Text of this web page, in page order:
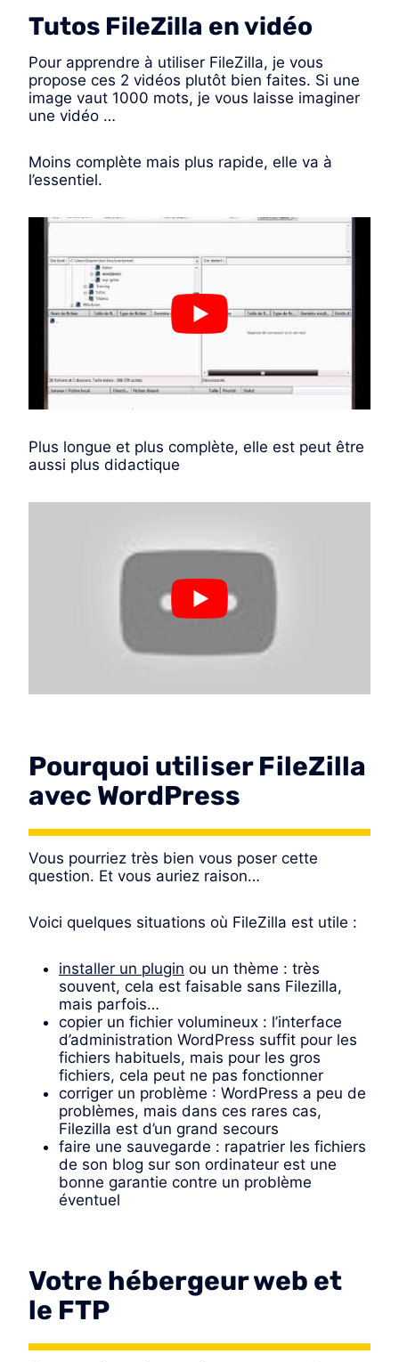
Tutos FileZilla en vidéo
Pour apprendre à utiliser FileZilla, je vous
propose ces 2 vidéos plutôt bien faites. Si une
image vaut 1000 mots, je vous laisse imaginer
une vidéo …
Moins complète mais plus rapide, elle va à
l’essentiel.
Plus longue et plus complète, elle est peut être
aussi plus didactique
Pourquoi utiliser FileZilla
avec WordPress
Vous pourriez très bien vous poser cette
question. Et vous auriez raison…
Voici quelques situations où FileZilla est utile :
installer un plugin ou un thème : très
souvent, cela est faisable sans Filezilla,
mais parfois…
copier un fichier volumineux : l’interface
d’administration WordPress suffit pour les
fichiers habituels, mais pour les gros
fichiers, cela peut ne pas fonctionner
corriger un problème : WordPress a peu de
problèmes, mais dans ces rares cas,
Filezilla est d’un grand secours
faire une sauvegarde : rapatrier les fichiers
de son blog sur son ordinateur est une
bonne garantie contre un problème
éventuel
Votre hébergeur web et
le FTP